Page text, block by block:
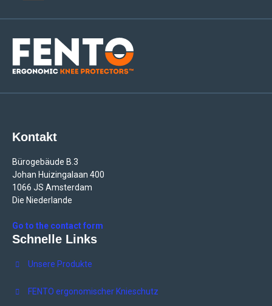
Kontakt
Bürogebäude B.3
Johan Huizingalaan 400
1066 JS Amsterdam
Die Niederlande
Go to the contact form
Schnelle Links
Unsere Produkte
FENTO ergonomischer Knieschutz